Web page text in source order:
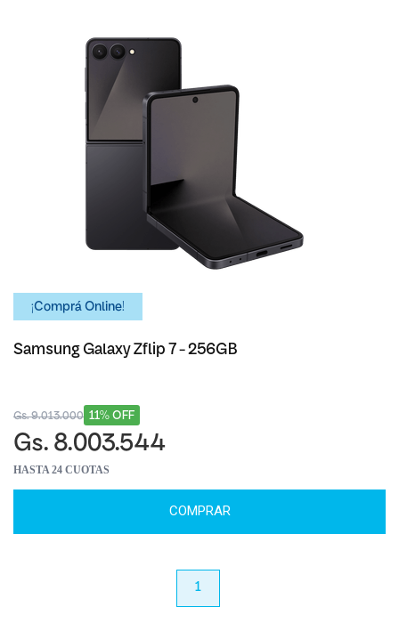
¡Comprá Online!
Samsung Galaxy Zflip 7 - 256GB
11% OFF
Gs. 9.013.000
Gs. 8.003.544
HASTA 24 CUOTAS
COMPRAR
1